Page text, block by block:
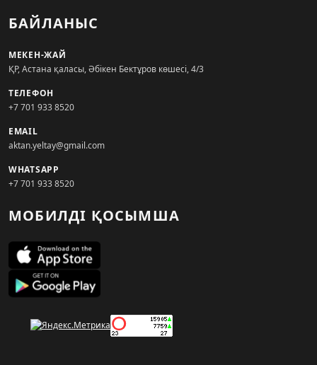
БАЙЛАНЫС
МЕКЕН-ЖАЙ
ҚР, Астана қаласы, Әбікен Бектұров көшесі, 4/3
ТЕЛЕФОН
+7 701 933 8520
EMAIL
aktan.yeltay@gmail.com
WHATSAPP
+7 701 933 8520
МОБИЛДІ ҚОСЫМША